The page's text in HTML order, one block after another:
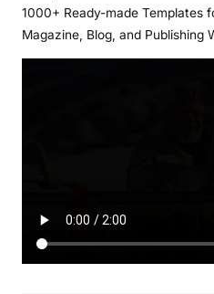
1000+ Ready-made Templates
Magazine, Blog, and Publishing